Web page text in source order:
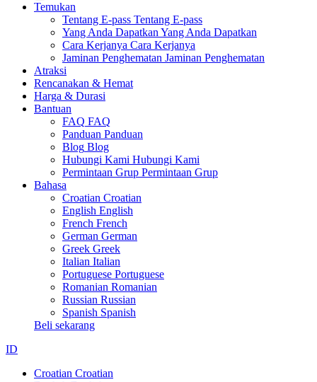
Temukan
Tentang E-pass Tentang E-pass
Yang Anda Dapatkan Yang Anda Dapatkan
Cara Kerjanya Cara Kerjanya
Jaminan Penghematan Jaminan Penghematan
Atraksi
Rencanakan & Hemat
Harga & Durasi
Bantuan
FAQ FAQ
Panduan Panduan
Blog Blog
Hubungi Kami Hubungi Kami
Permintaan Grup Permintaan Grup
Bahasa
Croatian Croatian
English English
French French
German German
Greek Greek
Italian Italian
Portuguese Portuguese
Romanian Romanian
Russian Russian
Spanish Spanish
Beli sekarang
ID
Croatian Croatian